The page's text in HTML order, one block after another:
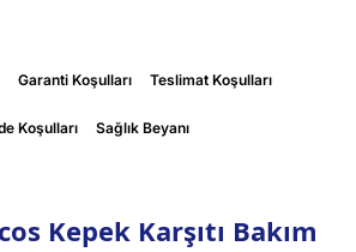
Garanti Koşulları Teslimat Koşulları
Koşulları Sağlık Beyanı
Kepek Karşıtı Bakım